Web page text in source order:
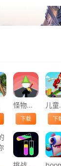
怪物收割队手机版(testapk1)
下载
儿
下